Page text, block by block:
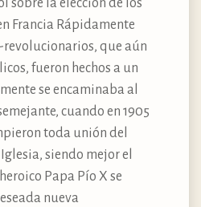
sobre la elección de los
Francia Rápidamente
que aún
fueron hechos a un
se encaminaba al
cuando en 1905
toda unión del
siendo mejor el
Papa Pío X se
nueva